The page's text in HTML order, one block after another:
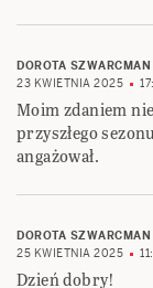
DOROTA SZWARCMAN
23 KWIETNIA 2025
Moim zdaniem
przyszłego
angażował.
DOROTA SZWARCMAN
25 KWIETNIA 2025
Dzień dobry!